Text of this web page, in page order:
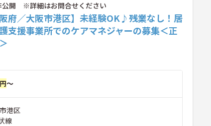
公開 ※詳細はお問合せください
阪府／大阪市港区】未経験OK♪残業なし！居
支援事業所でのケアマネジャーの募集＜正
～
港区
線